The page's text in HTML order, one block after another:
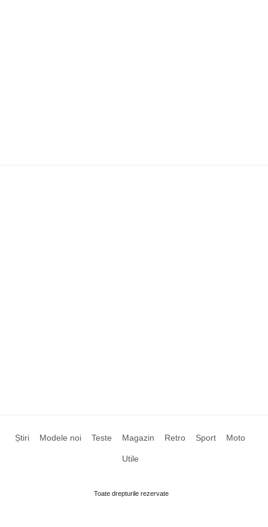
Știri Modele noi Teste Magazin Retro Sport Moto
Utile
Toate drepturile rezervate